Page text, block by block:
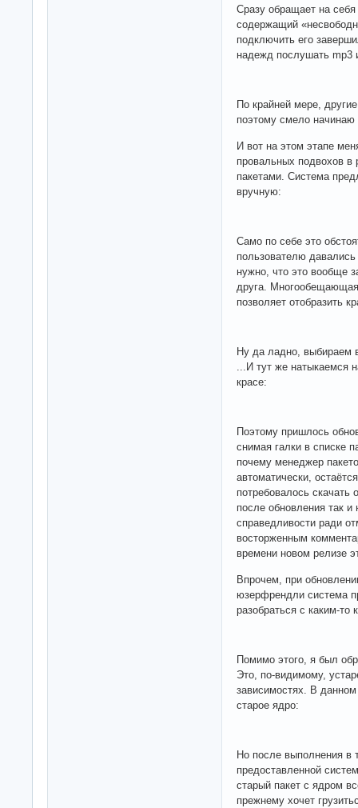
Сразу обращает на
содержащий
подключить его
надежд послушать mp3
По крайней мере,
поэтому смело начинаю
И вот на этом этапе
провальных подвохов в
пакетами. Система
вручную:
Само по себе это
пользователю давались
нужно, что это вообще
друга.
позволяет отобразить
Ну да ладно, выбираем
...И тут же натыкаемся
красе:
Поэтому пришлось
снимая галки в списке
почему менеджер
автоматически,
потребовалось скачать
после обновления так и
справедливости ради
восторженным
времени новом релизе
Впрочем, при
юзерфрендли система
разобраться с каким-то
Помимо этого, я был
Это, по-видимому,
зависимостях. В данном
старое ядро:
Но после выполнения в
предоставленной
старый пакет с ядром
прежнему хочет